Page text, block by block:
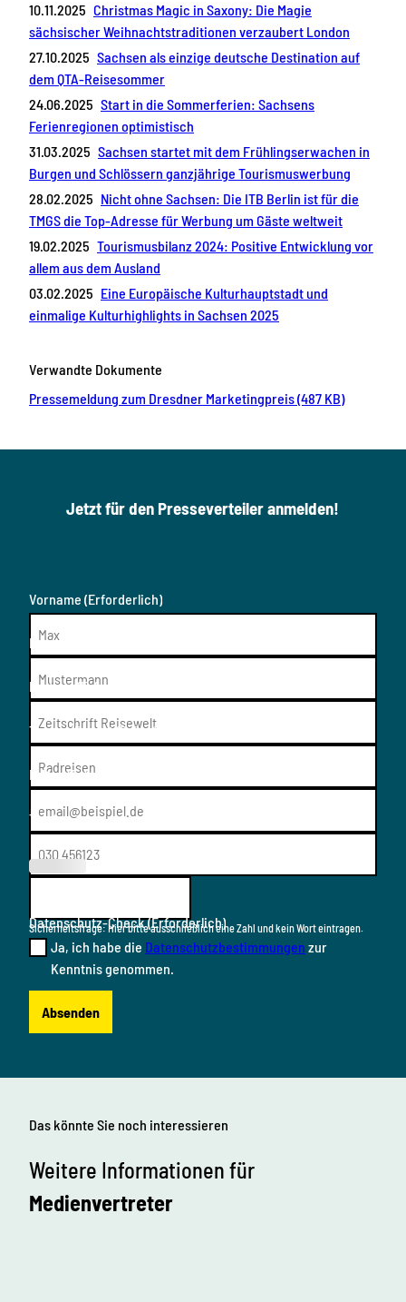
10.11.2025 Christmas Magic in Saxony: Die Magie
sächsischer Weihnachtstraditionen verzaubert London
27.10.2025 Sachsen als einzige deutsche Destination auf
dem QTA-Reisesommer
24.06.2025 Start in die Sommerferien: Sachsens
Ferienregionen optimistisch
31.03.2025 Sachsen startet mit dem Frühlingserwachen in
Burgen und Schlössern ganzjährige Tourismuswerbung
28.02.2025 Nicht ohne Sachsen: Die ITB Berlin ist für die
TMGS die Top-Adresse für Werbung um Gäste weltweit
19.02.2025 Tourismusbilanz 2024: Positive Entwicklung vor
allem aus dem Ausland
03.02.2025 Eine Europäische Kulturhauptstadt und
einmalige Kulturhighlights in Sachsen 2025
Verwandte Dokumente
Pressemeldung zum Dresdner Marketingpreis (487 KB)
Jetzt für den Presseverteiler anmelden!
Vorname (Erforderlich)
Nachname
Medium(Erforderlich)
Thema/Resort(Erforderlich)
E-Mail(Erforderlich)
Telefon
(Erforderl
Sicherheitsfrage: Hier bitte ausschließlich eine Zahl und kein Wort eintragen.
Datenschutz-Check(Erforderlich)
Ja, ich habe die Datenschutzbestimmungen zur
Kenntnis genommen.
Absenden
Das könnte Sie noch interessieren
Weitere Informationen für
Medienvertreter